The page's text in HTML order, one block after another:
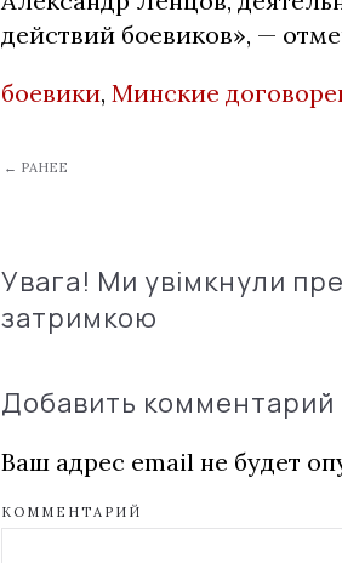
действий боевиков», —
боевики, Минские
← РАНЕЕ
Увага! Ми увімкнули
затримкою
Добавить комментарий
Ваш адрес email не будет
КОММЕНТАРИЙ